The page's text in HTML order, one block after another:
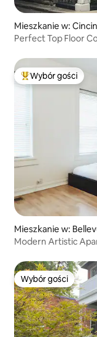
Mieszkanie w:
Perfect Top Floor
Najpopularniejsze
Wybór gości
Mieszkanie w:
Modern Artistic
Wybór gości
Wybór gości